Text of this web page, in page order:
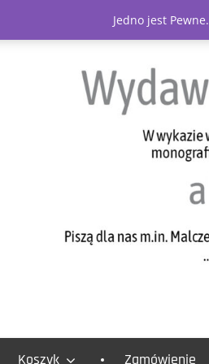
Koszyk Zamówienie
Jedno jest Pewne.